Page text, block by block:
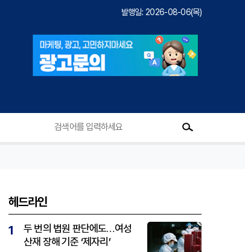
발행일: 2026-08-06(목)
헤드라인
1
두 번의 법원 판단에도…여성
산재 장해 기준 ‘제자리’